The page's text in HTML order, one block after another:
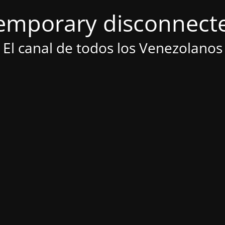
El canal de todos los Venezolanos